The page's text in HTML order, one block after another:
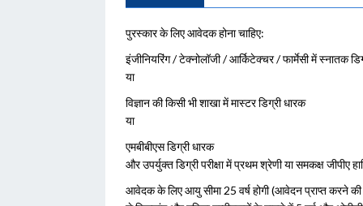
पुरस्कार के लिए आवेदक होना चाहिए:
इंजीनियरिंग / टेक्नोलॉजी / आर्किटेक्चर / फार्मेसी में स्नातक
या
विज्ञान की किसी भी शाखा में मास्टर डिग्री धारक
या
एमबीबीएस डिग्री धारक
और उपर्युक्त डिग्री परीक्षा में प्रथम श्रेणी या समकक्ष जीपीए
आवेदक के लिए आयु सीमा 25 वर्ष होगी (आवेदन प्राप्त करने